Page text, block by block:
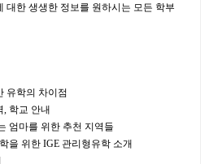
대한 생생한 정보를 원하시는 모든 학부
유학의 차이점
, 학교 안내
엄마를 위한 추천 지역들
을 위한 IGE 관리형유학 소개